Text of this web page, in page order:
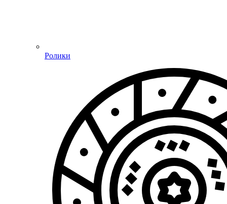
Ролики